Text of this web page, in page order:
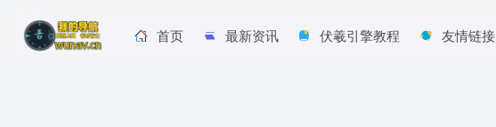
首页 最新资讯 伏羲引擎教程 友情链接